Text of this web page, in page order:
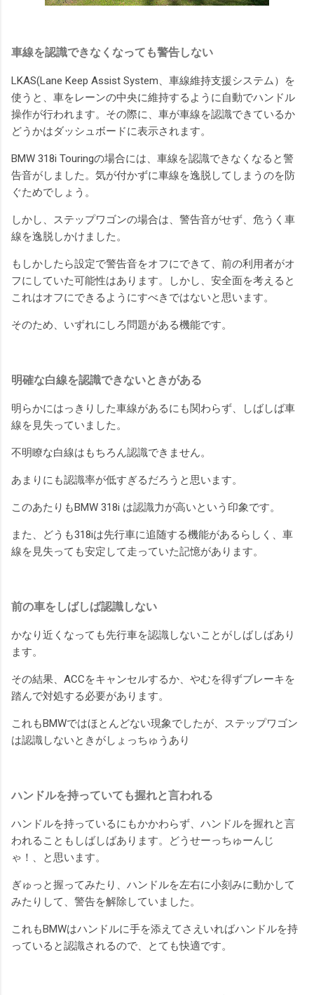
車線を認識できなくなっても警告しない
LKAS(Lane Keep Assist System、車線維持支援システム）を
使うと、車をレーンの中央に維持するように自動でハンドル
操作が行われます。その際に、車が車線を認識できているか
どうかはダッシュボードに表示されます。
BMW 318i Touringの場合には、車線を認識できなくなると警
告音がしました。気が付かずに車線を逸脱してしまうのを防
ぐためでしょう。
しかし、ステップワゴンの場合は、警告音がせず、危うく車
線を逸脱しかけました。
もしかしたら設定で警告音をオフにできて、前の利用者がオ
フにしていた可能性はあります。しかし、安全面を考えると
これはオフにできるようにすべきではないと思います。
そのため、いずれにしろ問題がある機能です。
明確な白線を認識できないときがある
明らかにはっきりした車線があるにも関わらず、しばしば車
線を見失っていました。
不明瞭な白線はもちろん認識できません。
あまりにも認識率が低すぎるだろうと思います。
このあたりもBMW 318i は認識力が高いという印象です。
また、どうも318iは先行車に追随する機能があるらしく、車
線を見失っても安定して走っていた記憶があります。
前の車をしばしば認識しない
かなり近くなっても先行車を認識しないことがしばしばあり
ます。
その結果、ACCをキャンセルするか、やむを得ずブレーキを
踏んで対処する必要があります。
これもBMWではほとんどない現象でしたが、ステップワゴン
は認識しないときがしょっちゅうあり
ハンドルを持っていても握れと言われる
ハンドルを持っているにもかかわらず、ハンドルを握れと言
われることもしばしばあります。どうせーっちゅーんじ
ゃ！、と思います。
ぎゅっと握ってみたり、ハンドルを左右に小刻みに動かして
みたりして、警告を解除していました。
これもBMWはハンドルに手を添えてさえいればハンドルを持
っていると認識されるので、とても快適です。